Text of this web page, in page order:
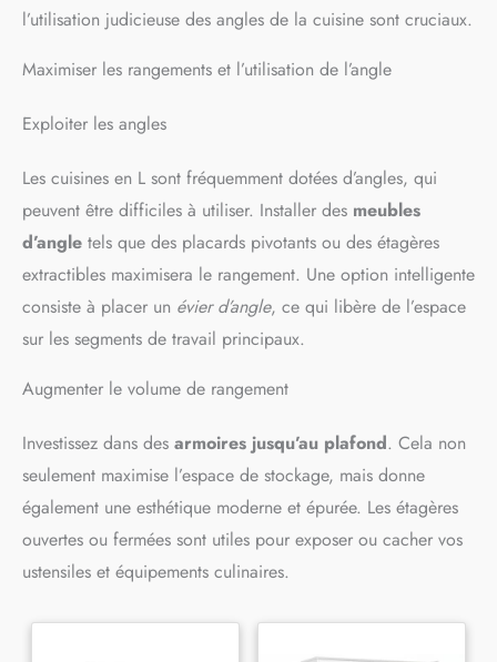
lors du déplacement afin que
toute confiance. FACILE À
ASSEMBLER : Avec nos
les pièces sont marquées de
lettres ou de chiffres.
VEUILLEZ NOTER : ASSUREZ
QUE CHAQUE VIS SE
POSITION AVANT
D'ESSAYER DE SERRER
TOUTES LES VIS. La couleur
des images peut être
couleur réelle en raison des
stabilité assurée, même en cas de rotations à 360° [Réglable
réglage en hauteur de 65 à 85.5 cm et à une capacité de
pivotement à 360°. Cette souplesse vous permet de découvrir
simplicité [Entretien facile] La surface en PU, ainsi que le
support, le repose-pieds et la base en noir mat, se nettoient
tabourets de cuisine restent toujours en parfait état
l’utilisation judicieuse des angles de la cuisine sont cruciaux.
Maximiser les rangements et l’utilisation de l’angle
Exploiter les angles
Les cuisines en L sont fréquemment dotées d’angles, qui
peuvent être difficiles à utiliser. Installer des meubles
d’angle tels que des placards pivotants ou des étagères
extractibles maximisera le rangement. Une option intelligente
consiste à placer un évier d’angle, ce qui libère de l’espace
sur les segments de travail principaux.
Augmenter le volume de rangement
Investissez dans des armoires jusqu’au plafond. Cela non
seulement maximise l’espace de stockage, mais donne
également une esthétique moderne et épurée. Les étagères
ouvertes ou fermées sont utiles pour exposer ou cacher vos
ustensiles et équipements culinaires.